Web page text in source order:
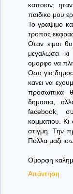
καποιον,
παιδικο μου
Το γραψιμο
τροπος
Οταν ειμαι
μεγαλωσει
ομορφο να
Οσο για
κανει να
προσωπικα
δημοσια,
facebook,
κομματιου. Κι
στιγμη. Την
Πολλα μαζι
Ομορφη
Απάντηση